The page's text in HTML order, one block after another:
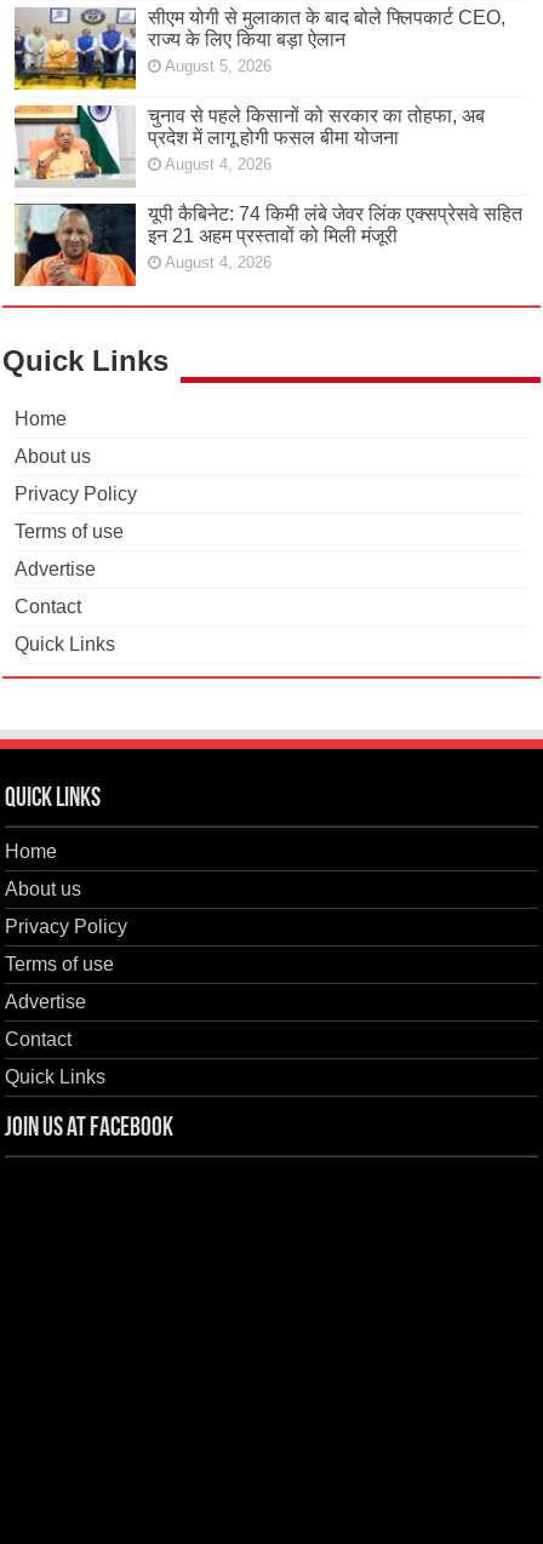
सीएम योगी से मुलाकात के बाद बोले फ्लिपकार्ट CEO,
राज्य के लिए किया बड़ा ऐलान
August 5, 2026
चुनाव से पहले किसानों को सरकार का तोहफा, अब
प्रदेश में लागू होगी फसल बीमा योजना
August 4, 2026
यूपी कैबिनेट: 74 किमी लंबे जेवर लिंक एक्सप्रेसवे सहित
इन 21 अहम प्रस्तावों को मिली मंजूरी
August 4, 2026
Quick Links
Home
About us
Privacy Policy
Terms of use
Advertise
Contact
Quick Links
Quick Links
Home
About us
Privacy Policy
Terms of use
Advertise
Contact
Quick Links
Join us at Facebook